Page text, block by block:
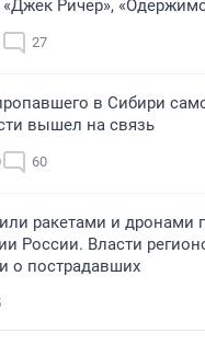
Ричер»,
27
в Сибири
вышел на связь
60
ракетами и дронами
России. Власти
о пострадавших